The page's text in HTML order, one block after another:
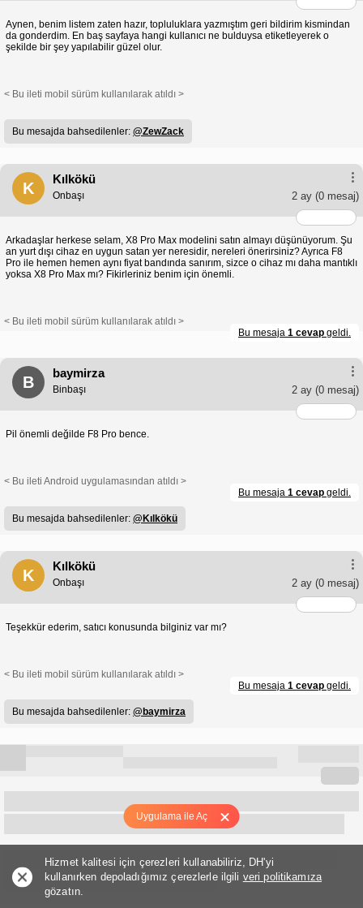
Uygulama ile Aç
Aynen, benim listem zaten hazır, topluluklara yazmıştım geri bildirim kismindan
da gonderdim. En baş sayfaya hangi kullanıcı ne bulduysa etiketleyerek o
şekilde bir şey yapılabilir güzel olur.
< Bu ileti mobil sürüm kullanılarak atıldı >
Bu mesajda bahsedilenler: @ZewZack
K
Kılkökü
2 ay (0 mesaj)
Onbaşı
Arkadaşlar herkese selam, X8 Pro Max modelini satın almayı düşünüyorum. Şu
an yurt dışı cihaz en uygun satan yer neresidir, nereleri önerirsiniz? Ayrıca F8
Pro ile hemen hemen aynı fiyat bandında sanırım, sizce o cihaz mı daha mantıklı
yoksa X8 Pro Max mı? Fikirleriniz benim için önemli.
< Bu ileti mobil sürüm kullanılarak atıldı >
Bu mesaja 1 cevap geldi.
B
baymirza
2 ay (0 mesaj)
Binbaşı
Pil önemli değilde F8 Pro bence.
< Bu ileti Android uygulamasından atıldı >
Bu mesaja 1 cevap geldi.
Bu mesajda bahsedilenler: @Kılkökü
K
Kılkökü
2 ay (0 mesaj)
Onbaşı
Teşekkür ederim, satıcı konusunda bilginiz var mı?
< Bu ileti mobil sürüm kullanılarak atıldı >
Bu mesaja 1 cevap geldi.
Bu mesajda bahsedilenler: @baymirza
Hizmet kalitesi için çerezleri kullanabiliriz, DH'yi
kullanırken depoladığımız çerezlerle ilgili veri politikamıza
gözatın.